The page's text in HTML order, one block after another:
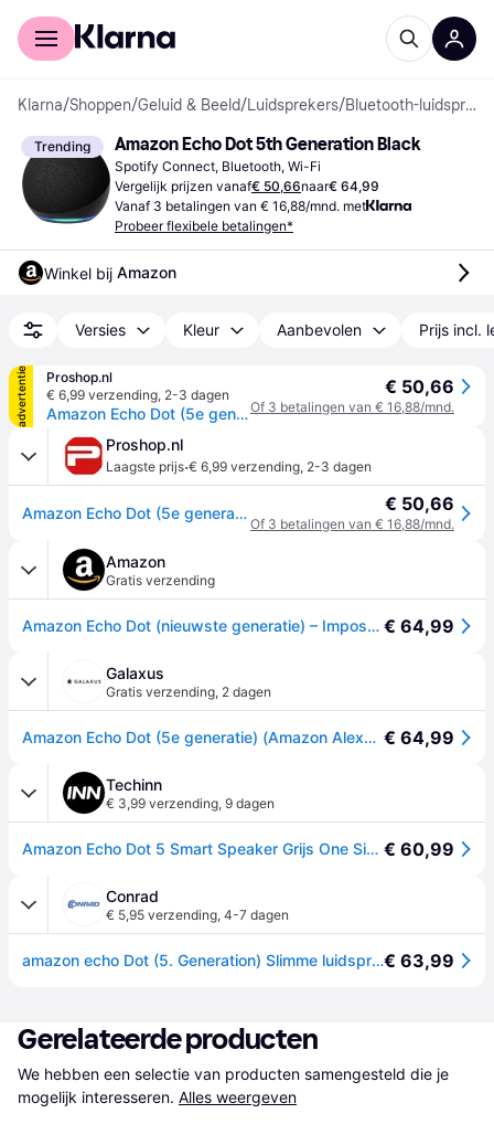
Voor shoppers
Klarna/Shoppen/Geluid & Beeld/Luidsprekers/ Bluetooth-luidsprekers
Trending Amazon Echo Dot 5th Generation Black
Spotify Connect, Bluetooth, Wi-Fi
Vergelijk prijzen vanaf€ 50,66naar€ 64,99
Vanaf 3 betalingen van € 16,88/mnd. met
Probeer flexibele betalingen*
Winkel bij Amazon
Versies Kleur Aanbevolen Prijs incl.
advertentie
Proshop.nl
€ 6,99 verzending, 2-3 dagen
Amazon Echo Dot (5e generatie)
€ 50,66
Of 3 betalingen van € 16,88/mnd.
Proshop.nl
Laagste prijs·€ 6,99 verzending, 2-3 dagen
Amazon Echo Dot (5e generatie) € 50,66
Of 3 betalingen van € 16,88/mnd.
Amazon
Gratis verzending
Amazon Echo Dot (nieuwste generatie) – Imposant geluid – Smartspeaker met wifi, bluetooth en Alexa – spreekt Nederlands – Antraciet € 64,99
Galaxus
Gratis verzending, 2 dagen
Amazon Echo Dot (5e generatie) (Amazon Alexa), Slimme luidsprekers, Zwart € 64,99
Techinn
€ 3,99 verzending, 9 dagen
Amazon Echo Dot 5 Smart Speaker Grijs One Size / EU Plug 220V € 60,99
Conrad
€ 5,95 verzending, 4-7 dagen
amazon echo Dot (5. Generation) Slimme luidspreker Zwart€ 63,99
Gerelateerde producten
We hebben een selectie van producten samengesteld die je
mogelijk interesseren. Alles weergeven